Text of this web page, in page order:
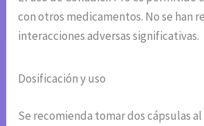
con otros medicamentos. No se han
interacciones adversas significativas.
Dosificación y uso
Se recomienda tomar dos cápsulas